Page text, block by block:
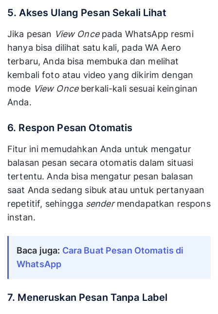
5. Akses Ulang Pesan Sekali Lihat
Jika pesan View Oncepada WhatsApp resmi
hanya bisa dilihat satu kali, pada WA Aero
terbaru, Anda bisa membuka dan melihat
kembali foto atau video yang dikirim dengan
mode View Onceberkali-kali sesuai keinginan
Anda.
6. Respon Pesan Otomatis
Fitur ini memudahkan Anda untuk mengatur
balasan pesan secara otomatis dalam situasi
tertentu. Anda bisa mengatur pesan balasan
saat Anda sedang sibuk atau untuk pertanyaan
repetitif, sehingga sendermendapatkan respons
instan.
Baca juga: Cara Buat Pesan Otomatis di
WhatsApp
7. Meneruskan Pesan Tanpa Label